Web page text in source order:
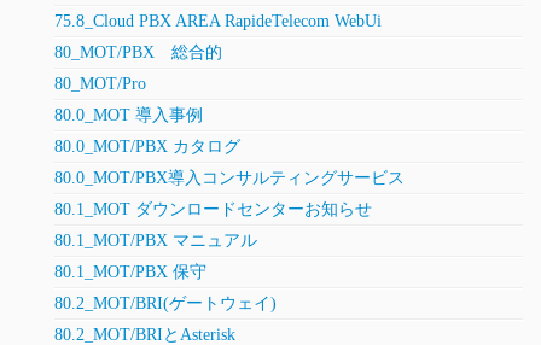
75.8_Cloud PBX AREA RapideTelecom WebUi
80_MOT/PBX 総合的
80_MOT/Pro
80.0_MOT 導入事例
80.0_MOT/PBX カタログ
80.0_MOT/PBX導入コンサルティングサービス
80.1_MOT ダウンロードセンターお知らせ
80.1_MOT/PBX マニュアル
80.1_MOT/PBX 保守
80.2_MOT/BRI(ゲートウェイ)
80.2_MOT/BRIとAsterisk